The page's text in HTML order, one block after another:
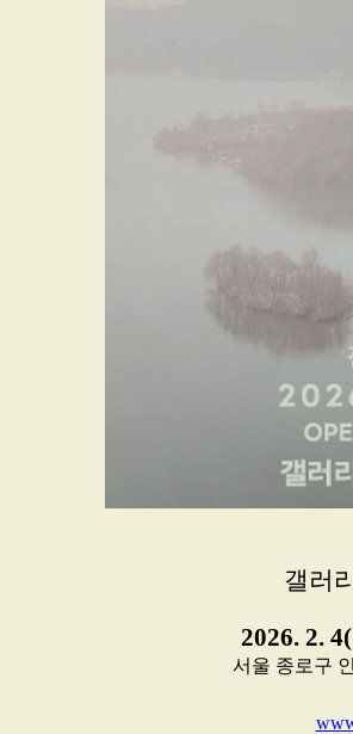
갤러
2026. 2.
서울 종로구